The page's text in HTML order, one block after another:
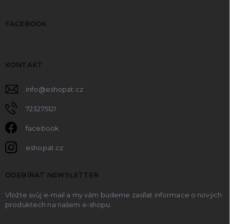
FACEBOOK
KONTAKT
info@eshopat.cz
723275121
facebook
eshopat.cz
ODEBÍRAT NEWSLETTER
Vložte svůj e-mail a my vám budeme zasílat informace o nových
produktech na našem e-shopu.